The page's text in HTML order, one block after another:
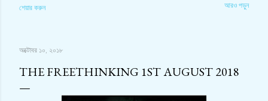
শেয়ার করুন আরও পড়ুন
অক্টোবর ১০, ২০১৮
THE FREETHINKING 1ST AUGUST 2018